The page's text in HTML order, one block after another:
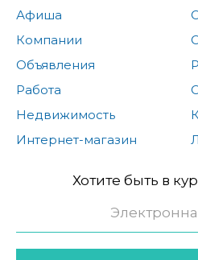
Афиша
Компании
Объявления
Работа
Недвижимость
Интернет-магазин
Хотите быть в